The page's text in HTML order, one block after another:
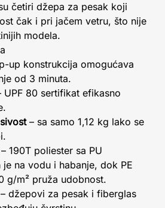
četiri džepa za pesak koji
čak i pri jačem vetru, što nije
modela.
up konstrukcija omogućava
od 3 minuta.
UPF 80 sertifikat efikasno
– sa samo 1,12 kg lako se
– 190T poliester sa PU
na vodu i habanje, dok PE
g/m² pruža udobnost.
– džepovi za pesak i fiberglas